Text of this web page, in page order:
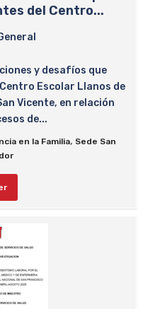
del Centro...
y desafíos que
Escolar Llanos de
Vicente, en relación
de...
en la Familia, Sede San